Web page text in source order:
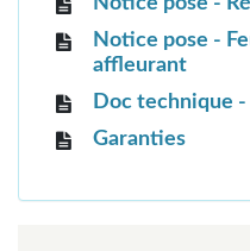
Notice pose -
affleurant
Doc technique -
Garanties